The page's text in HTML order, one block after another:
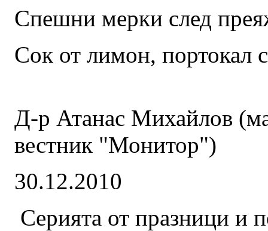
Спешни мерки след
Сок от лимон, портокал
Д-р Атанас Михайлов
вестник "Монитор")
30.12.2010
Серията от празници и